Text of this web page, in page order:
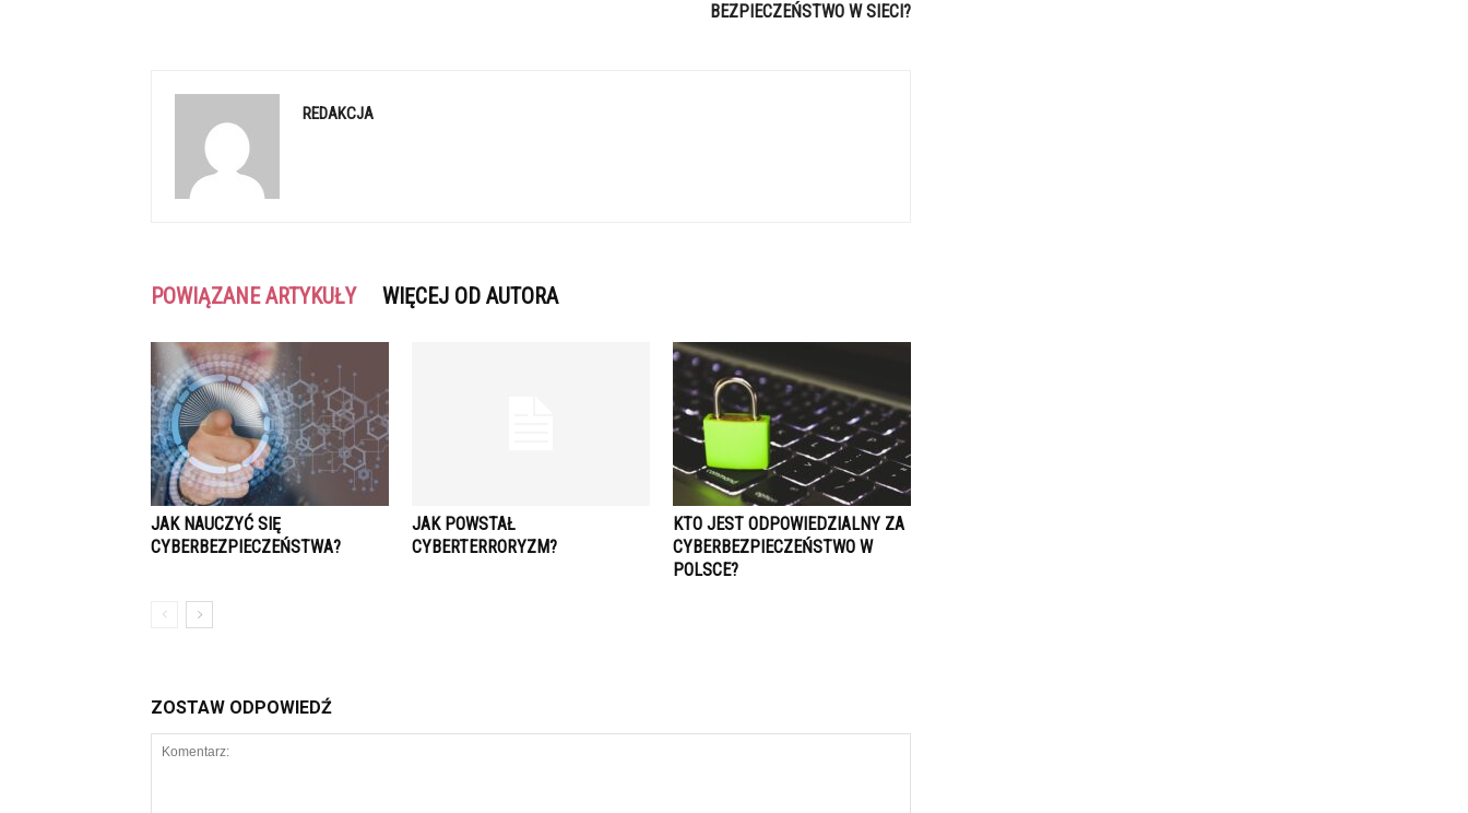
BEZPIECZEŃSTWO W SIECI?
REDAKCJA
POWIĄZANE ARTYKUŁY WIĘCEJ OD AUTORA
JAK NAUCZYĆ SIĘ
CYBERBEZPIECZEŃSTWA?
JAK POWSTAŁ
CYBERTERRORYZM?
KTO JEST ODPOWIEDZIALNY ZA
CYBERBEZPIECZEŃSTWO W
POLSCE?
ZOSTAW ODPOWIEDŹ